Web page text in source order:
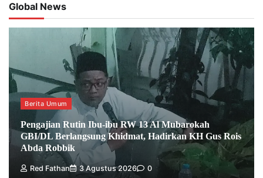
Global News
Berita Umum
Pengajian Rutin Ibu-ibu RW 13 Al Mubarokah
GBI/DL Berlangsung Khidmat, Hadirkan KH Gus Rois
Abda Robbik
Red Fathan 3 Agustus 2026 0